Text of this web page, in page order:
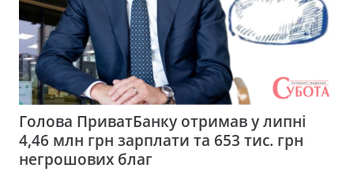
Голова ПриватБанку отримав у липні
4,46 млн грн зарплати та 653 тис. грн
негрошових благ